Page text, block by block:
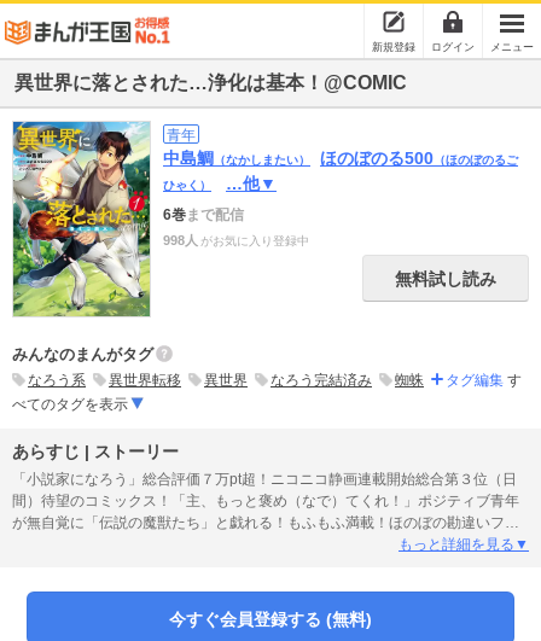
新規登録 ログイン メニュー
異世界に落とされた…浄化は基本！@COMIC
青年
中島鯛 （なかしまたい） ほのぼのる500 （ほのぼのるご
ひゃく）
…他▼
6巻まで配信
998人 がお気に入り登録中
無料試し読み
みんなのまんがタグ
なろう系 異世界転移 異世界 なろう完結済み 蜘蛛 タグ編集 す
べてのタグを表示
あらすじ | ストーリー
「小説家になろう」総合評価７万pt超！ニコニコ静画連載開始総合第３位（日
間）待望のコミックス！「主、もっと褒め（なで）てくれ！」ポジティブ青年
が無自覚に「伝説の魔獣たち」と戯れる！もふもふ満載！ほのぼの勘違いファ
ンタジー！描き下ろし特別漫画&原作ほのぼのる500先生による書き下ろしSS
はなく、深い森の中だった！途方にくれるかと思いきや、翔は持ち前の深く考
えないポジティブさでサバイバル生活を開始！すると、気づかぬうちに呪いに
もっと詳細を見る▼
今すぐ会員登録する (無料)